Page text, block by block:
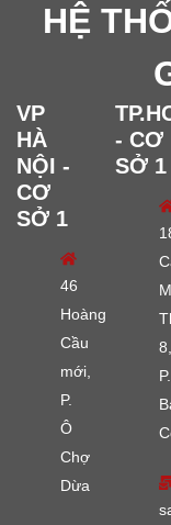
HỆ
VP
HÀ
NỘI -
CƠ
SỞ 1
46
Hoàng
Cầu
mới,
P.
Ô
Chợ
Dừa
- CƠ
SỞ 1
8,
P.